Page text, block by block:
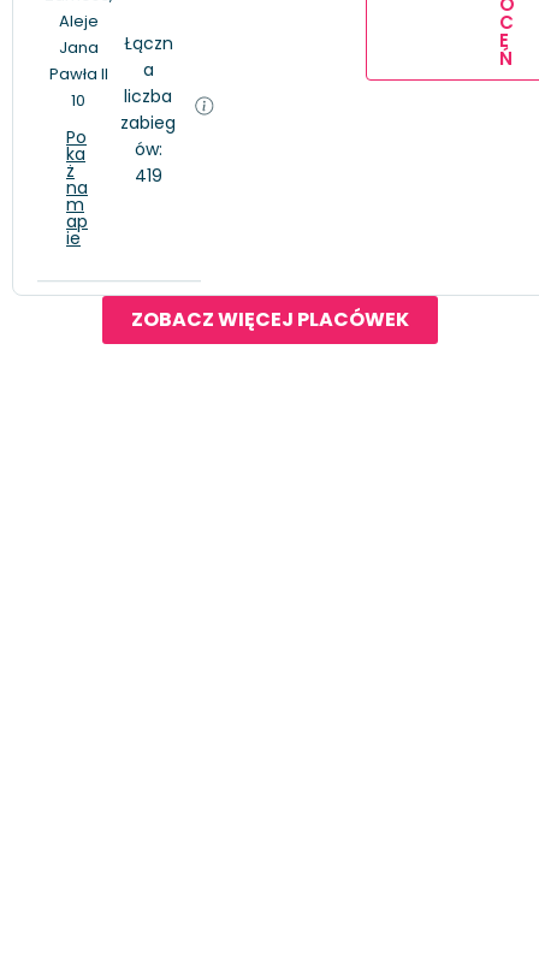
Aleje
Jana
Pawła II
10
Po
ka
ż
na
m
ap
ie
Łączn
a
liczba
zabieg
ów:
419
C
E
Ń
ZOBACZ WIĘCEJ PLACÓWEK